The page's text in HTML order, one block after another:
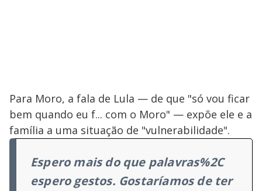
Para Moro, a fala de Lula — de que "só vou ficar
bem quando eu f... com o Moro" — expõe ele e a
família a uma situação de "vulnerabilidade".
Espero mais do que palavras%2C
espero gestos. Gostaríamos de ter